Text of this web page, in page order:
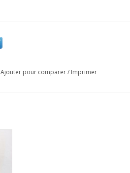
Ajouter pour comparer/ Imprimer